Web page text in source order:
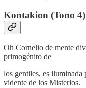
Kontakion (Tono 4)
Oh Cornelio de mente
primogénito de
los gentiles, es iluminada
vidente de los Misterios.